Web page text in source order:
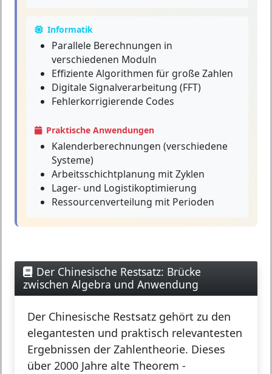
Informatik
Parallele Berechnungen in
verschiedenen Moduln
Effiziente Algorithmen für große Zahlen
Digitale Signalverarbeitung (FFT)
Fehlerkorrigierende Codes
Praktische Anwendungen
Kalenderberechnungen (verschiedene
Systeme)
Arbeitsschichtplanung mit Zyklen
Lager- und Logistikoptimierung
Ressourcenverteilung mit Perioden
Der Chinesische Restsatz: Brücke
zwischen Algebra und Anwendung
Der Chinesische Restsatz gehört zu den
elegantesten und praktisch relevantesten
Ergebnissen der Zahlentheorie. Dieses
über 2000 Jahre alte Theorem -